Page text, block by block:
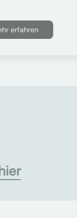
erfahren